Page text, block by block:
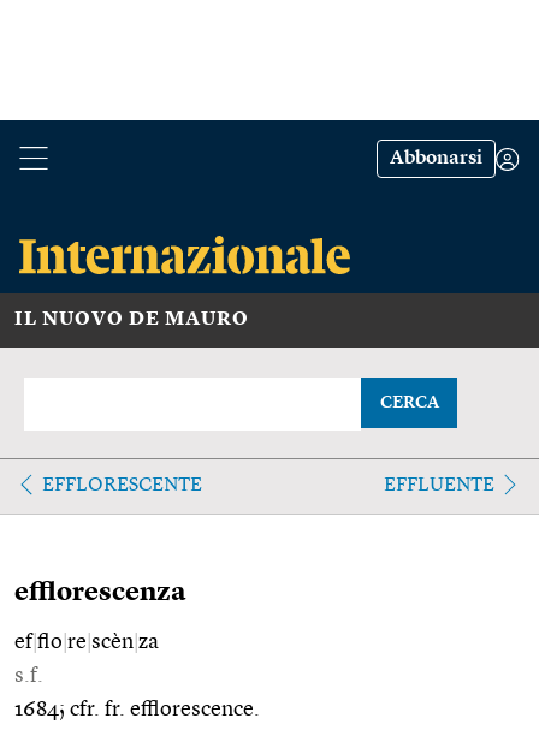
Abbonarsi
IL NUOVO DE MAURO
CERCA
EFFLORESCENTE EFFLUENTE
efflorescenza
ef|flo re scèn za
s.f.
1684; cfr. fr. efflorescence.